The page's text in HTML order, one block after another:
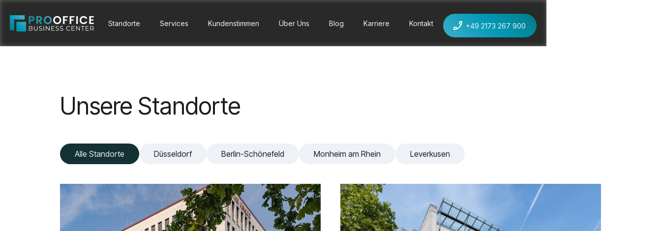
Standorte Services Kundenstimmen Über Uns Blog Karriere Kontakt
+49 2173 267 900
Unsere Standorte
Alle Standorte Düsseldorf Berlin-Schönefeld Monheim am Rhein Leverkusen